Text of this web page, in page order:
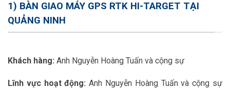
1) BÀN GIAO MÁY GPS RTK HI-TARGET TẠI
QUẢNG NINH
Khách hàng: Anh Nguyễn Hoàng Tuấn và cộng sự
Lĩnh vực hoạt động:Anh Nguyễn Hoàng Tuấn và cộng sự